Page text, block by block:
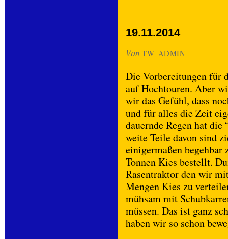
19.11.2014
Von TW_ADMIN
Die Vorbereitungen für
auf Hochtouren. Aber
wir das Gefühl, dass
und für alles die Zeit
dauernde Regen hat
weite Teile davon sind
einigermaßen begehbar
Tonnen Kies bestellt.
Rasentraktor den wir
Mengen Kies zu
mühsam mit
müssen. Das ist ganz
haben wir so schon